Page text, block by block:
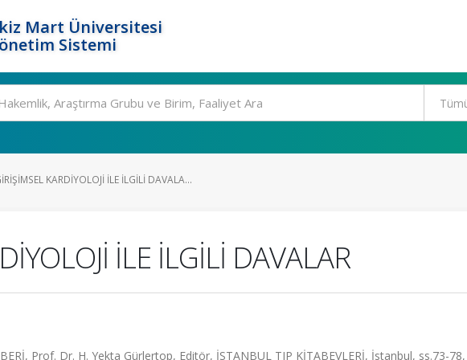
Mart Üniversitesi
Sistemi
KARDİYOLOJİ İLE İLGİLİ DAVALA...
İLE İLGİLİ DAVALAR
Prof. Dr. H. Yekta Gürlertop, Editör, İSTANBUL TIP KİTABEVLERİ, İstanbul, ss.73-78,